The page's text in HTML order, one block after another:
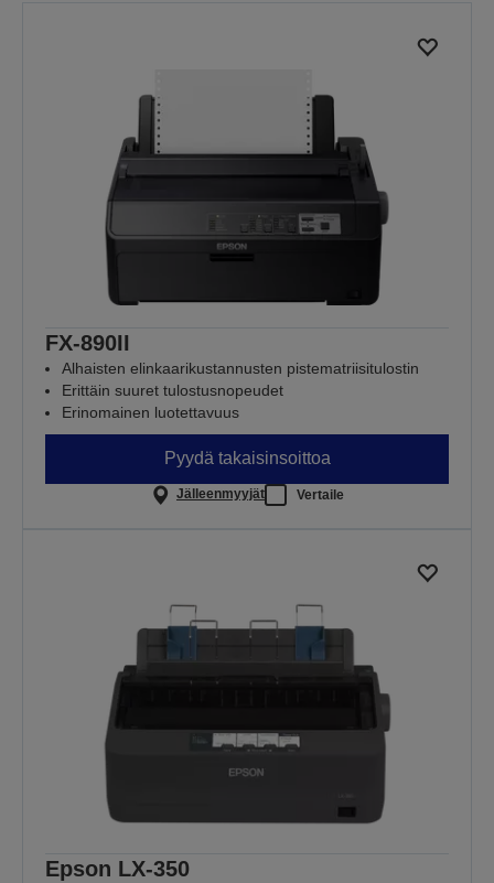
FX-890II
Alhaisten elinkaarikustannusten pistematriisitulostin
Erittäin suuret tulostusnopeudet
Erinomainen luotettavuus
Pyydä takaisinsoittoa
Jälleenmyyjät Vertaile
Epson LX-350